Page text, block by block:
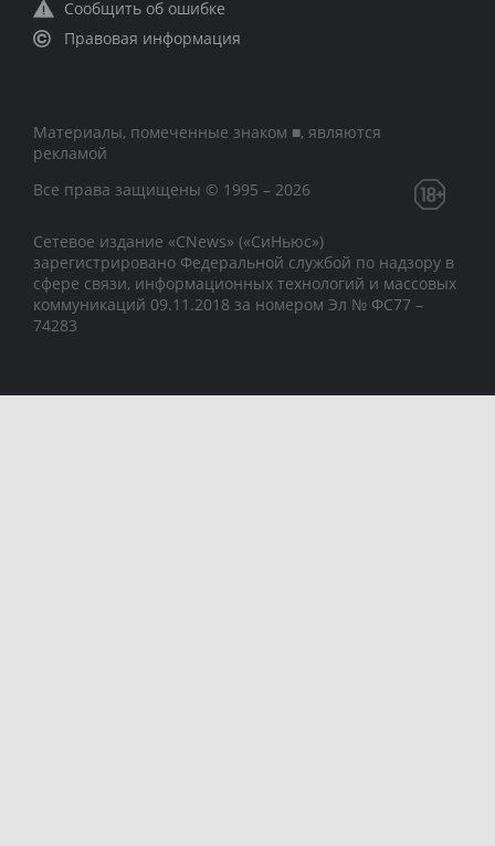
Сообщить об ошибке
Правовая информация
Материалы, помеченные знаком ■, являются
рекламой
Все права защищены © 1995 – 2026
Сетевое издание «CNews» («СиНьюс»)
зарегистрировано Федеральной службой по надзору в
сфере связи, информационных технологий и массовых
коммуникаций 09.11.2018 за номером Эл № ФС77 –
74283